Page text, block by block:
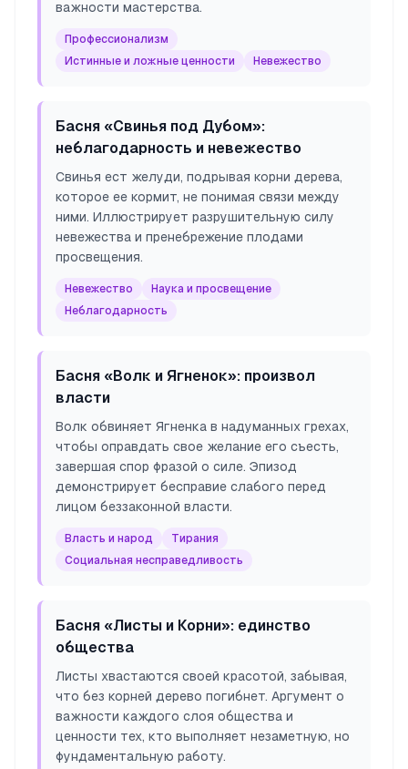
важности мастерства.
Профессионализм
Истинные и ложные ценности
Невежество
Басня «Свинья под Дубом»:
неблагодарность и невежество
Свинья ест желуди, подрывая корни дерева,
которое ее кормит, не понимая связи между
ними. Иллюстрирует разрушительную силу
невежества и пренебрежение плодами
просвещения.
Невежество
Наука и просвещение
Неблагодарность
Басня «Волк и Ягненок»: произвол
власти
Волк обвиняет Ягненка в надуманных грехах,
чтобы оправдать свое желание его съесть,
завершая спор фразой о силе. Эпизод
демонстрирует бесправие слабого перед
лицом беззаконной власти.
Власть и народ
Тирания
Социальная несправедливость
Басня «Листы и Корни»: единство
общества
Листы хвастаются своей красотой, забывая,
что без корней дерево погибнет. Аргумент о
важности каждого слоя общества и
ценности тех, кто выполняет незаметную, но
фундаментальную работу.